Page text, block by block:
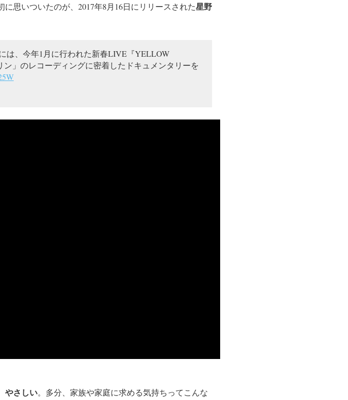
思いついたのが、2017年8月16日にリリースされた星野
は、今年1月に行われた新春LIVE『YELLOW
」のレコーディングに密着したドキュメンタリーを
やさしい。多分、家族や家庭に求める気持ちってこんな